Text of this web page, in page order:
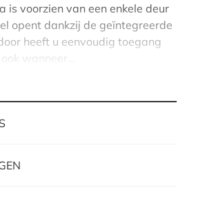
is voorzien van een enkele deur
opent dankzij de geïntegreerde
heeft u eenvoudig toegang
wanneer…